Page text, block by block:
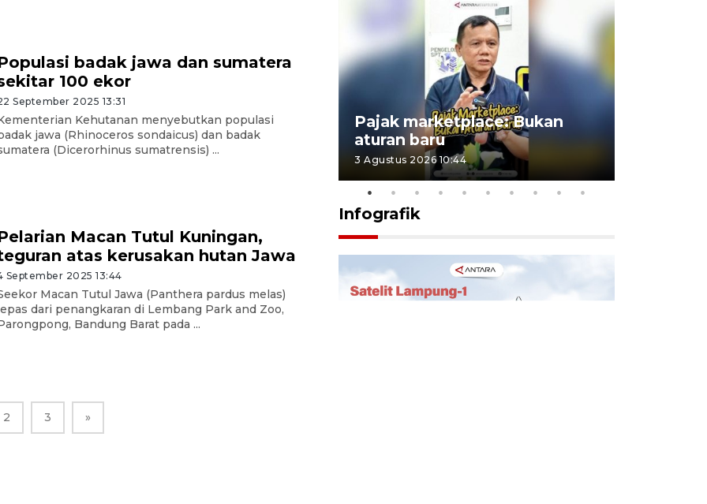
badak jawa dan sumatera
100 ekor
September 2025 13:31
Kehutanan menyebutkan populasi
jawa (Rhinoceros sondaicus) dan badak
(Dicerorhinus sumatrensis) ...
Macan Tutul Kuningan,
atas kerusakan hutan Jawa
September 2025 13:44
Macan Tutul Jawa (Panthera pardus melas)
dari penangkaran di Lembang Park and Zoo,
Bandung Barat pada ...
2 3 »
Pelanggan Filaha Farm setia
sampai 8 tahan?
Pajak marketplace: Bukan
aturan baru
3 Agustus 2026 10:44
Infografik